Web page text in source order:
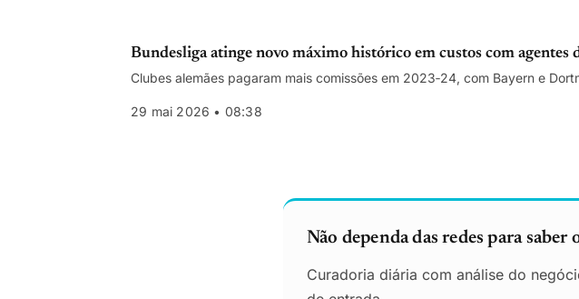
Bundesliga atinge novo máximo histórico em custos com agentes
Clubes alemães pagaram mais comissões em 2023‑24, com Bayern e
29 mai 2026 • 08:38
Não dependa das redes para
Curadoria diária com análise do